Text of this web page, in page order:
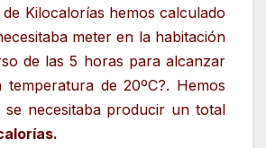
de Kilocalorías hemos calculado
meter en la habitación
de las 5 horas para alcanzar
de 20ºC?. Hemos
se necesitaba producir un total